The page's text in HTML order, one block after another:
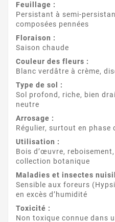
Feuillage :
Persistant à semi-
composées pennées
Floraison :
Saison chaude
Couleur des fleurs :
Blanc verdâtre à crème,
Type de sol :
Sol profond, riche, bien
neutre
Arrosage :
Régulier, surtout en phase
Utilisation :
Bois d’œuvre,
collection botanique
Maladies et insectes
Sensible aux foreurs
en excès d’humidité
Toxicité :
Non toxique connue dans